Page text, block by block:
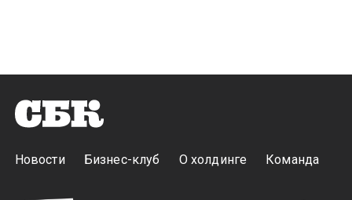
Новости Бизнес-клуб О холдинге Команда